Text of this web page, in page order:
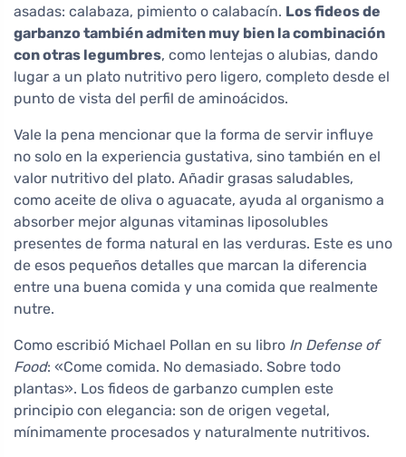
asadas: calabaza, pimiento o calabacín. Los fideos de
garbanzo también admiten muy bien la combinación
con otras legumbres, como lentejas o alubias, dando
lugar a un plato nutritivo pero ligero, completo desde el
punto de vista del perfil de aminoácidos.
Vale la pena mencionar que la forma de servir influye
no solo en la experiencia gustativa, sino también en el
valor nutritivo del plato. Añadir grasas saludables,
como aceite de oliva o aguacate, ayuda al organismo a
absorber mejor algunas vitaminas liposolubles
presentes de forma natural en las verduras. Este es uno
de esos pequeños detalles que marcan la diferencia
entre una buena comida y una comida que realmente
nutre.
Como escribió Michael Pollan en su libro In Defense of
Food: «Come comida. No demasiado. Sobre todo
plantas». Los fideos de garbanzo cumplen este
principio con elegancia: son de origen vegetal,
mínimamente procesados y naturalmente nutritivos.